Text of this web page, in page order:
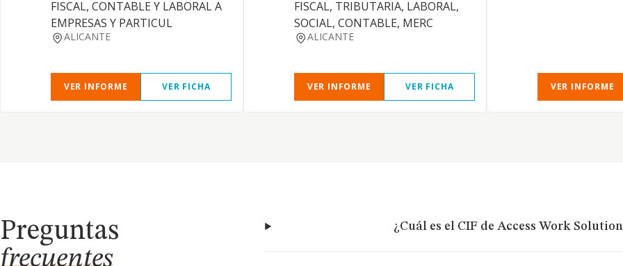
FISCAL, CONTABLE Y LABORAL A
EMPRESAS Y PARTICUL
ALICANTE
VER INFORME VER FICHA
FISCAL, TRIBUTARIA, LABORAL,
SOCIAL, CONTABLE, MERC
ALICANTE
VER INFORME VER FICHA VER INFORME
Preguntas
frecuentes
¿Cuál es el CIF de Access Work